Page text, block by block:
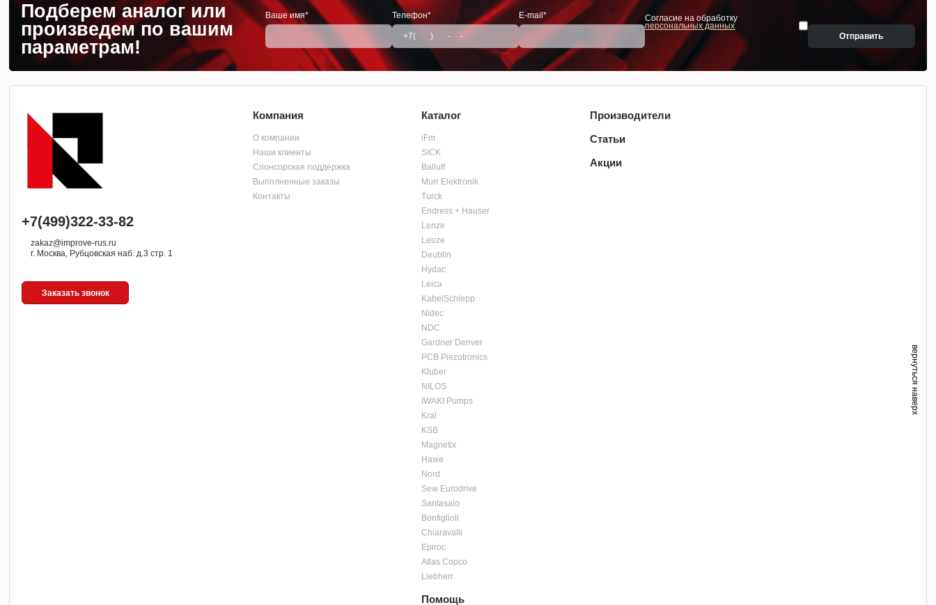
Подберем аналог или
произведем по вашим
параметрам!
Ваше имя* Телефон* E-mail*
Согласие на обработку
персональных данных
Отправить
+7(499)322-33-82
zakaz@improve-rus.ru
г. Москва, Рубцовская наб. д.3 стр. 1
Заказать звонок
Компания
О компании
Наши клиенты
Спонсорская поддержка
Выполненные заказы
Контакты
Каталог
iFm
SICK
Balluff
Murr Elektronik
Turck
Endress + Hauser
Lenze
Leuze
Deublin
Hydac
Leica
KabelSchlepp
Nidec
NDC
Gardner Denver
PCB Piezotronics
Kluber
NILOS
IWAKI Pumps
Kral
KSB
Magnetix
Hawe
Nord
Sew Eurodrive
Santasalo
Bonfiglioli
Chiaravalli
Epiroc
Atlas Copco
Liebherr
Помощь
Производители
Статьи
Акции
вернуться наверх